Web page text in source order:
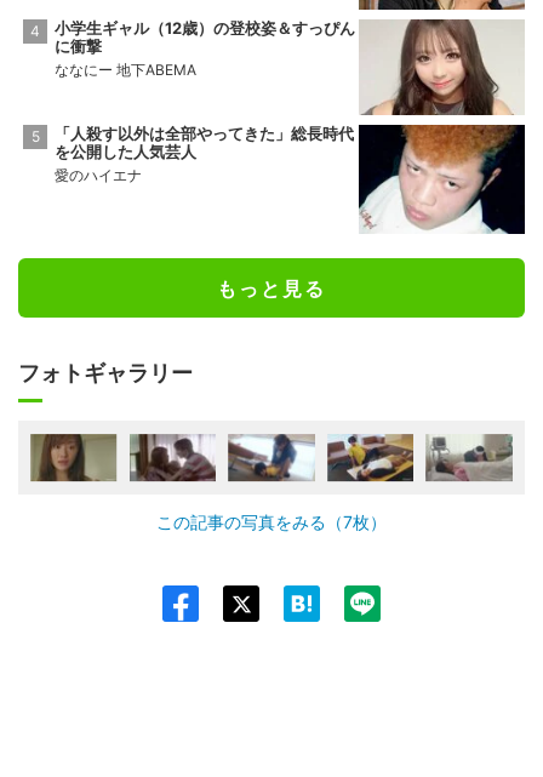
小学生ギャル（12歳）の登校姿＆すっぴん
に衝撃
ななにー 地下ABEMA
「人殺す以外は全部やってきた」総長時代
を公開した人気芸人
愛のハイエナ
もっと見る
フォトギャラリー
この記事の写真をみる（7枚）